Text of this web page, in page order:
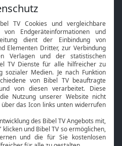
Mobile App
Smart TV
HbbTV
Bibelthek Online-Bibel
Nächster Gottesdienst
Service
Kontakt
TV-Empfang